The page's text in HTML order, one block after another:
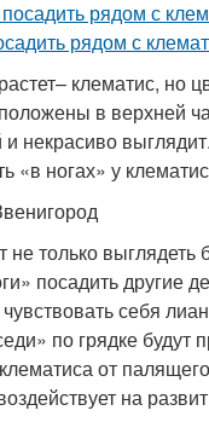
клематис, но
в верхней
и некрасиво
«в ногах» у
не только выглядеть
посадить другие
себя
по грядке будут
от
на